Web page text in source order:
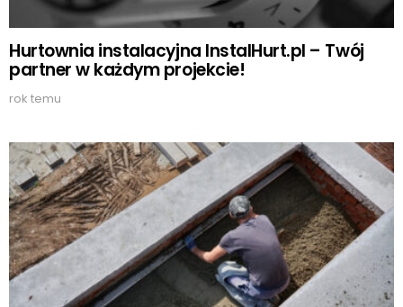
Hurtownia instalacyjna InstalHurt.pl – Twój
partner w każdym projekcie!
rok temu